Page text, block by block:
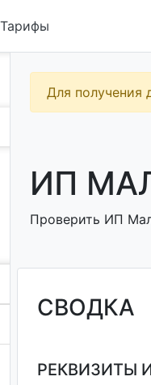
Тарифы
Для получения
ИП
Проверить ИП
СВОДКА
РЕКВИЗИТЫ